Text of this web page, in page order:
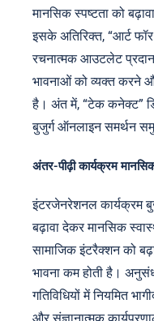
मानसिक स्पष्टता को
इसके अतिरिक्त, “आर्ट
रचनात्मक आउटलेट
भावनाओं को व्यक्त करने
है। अंत में, “टेक कनेक्ट”
बुजुर्ग ऑनलाइन समर्थन
अंतर-पीढ़ी कार्यक्रम
इंटरजेनरेशनल कार्यक्रम
बढ़ावा देकर मानसिक
सामाजिक इंटरैक्शन को
भावना कम होती है।
गतिविधियों में नियमित